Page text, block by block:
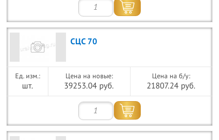
СЦС 70
шт.
Цена на новые:
39253.04 руб.
Цена на б/у:
21807.24 руб.